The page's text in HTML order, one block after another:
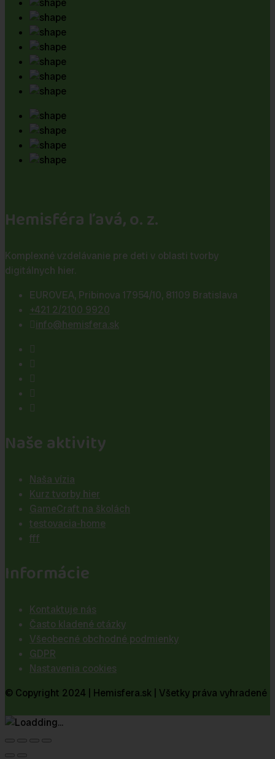
Hemisféra ľavá, o. z.
Komplexné vzdelávanie pre deti v oblasti tvorby
digitálnych hier.
EUROVEA, Pribinova 17954/10, 81109 Bratislava
+421 2/2100 9920
info@hemisfera.sk
Naše aktivity
Naša vízia
Kurz tvorby hier
GameCraft na školách
testovacia-home
fff
Informácie
Kontaktuje nás
Často kladené otázky
Všeobecné obchodné podmienky
GDPR
Nastavenia cookies
© Copyright 2024 | Hemisfera.sk | Všetky práva vyhradené